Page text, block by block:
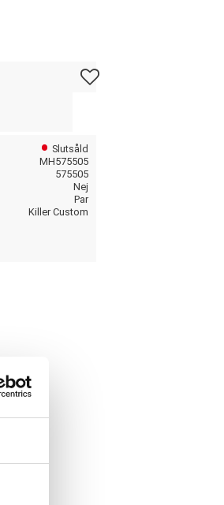
Lägg till i favoriter
Slutsåld
MH575505
575505
Nej
Par
Killer Custom